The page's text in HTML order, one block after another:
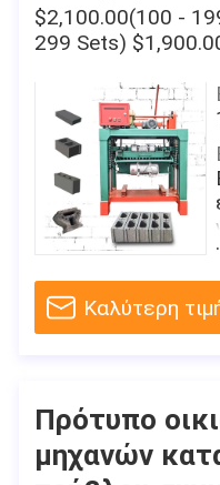
$2,100.00(100 -
299 Sets)
Καλύτερη
Πρότυπο
μηχανών